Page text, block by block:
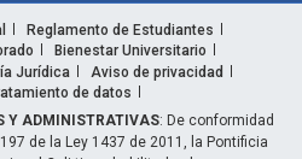
Reglamento de Estudiantes
Bienestar Universitario
Jurídica
Aviso de privacidad
de datos
Y ADMINISTRATIVAS: De conformidad
de la Ley 1437 de 2011, la Pontificia